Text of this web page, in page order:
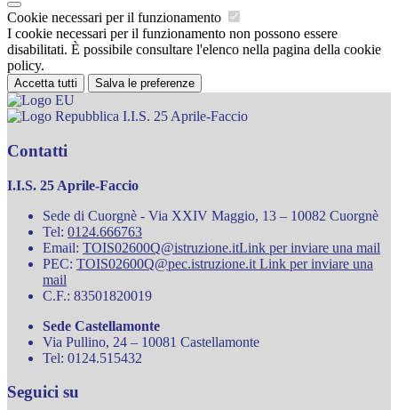
Cookie necessari per il funzionamento
I cookie necessari per il funzionamento non possono essere
disabilitati. È possibile consultare l'elenco nella pagina della cookie
policy.
Accetta tutti Salva le preferenze
I.I.S. 25 Aprile-Faccio
Contatti
I.I.S. 25 Aprile-Faccio
Sede di Cuorgnè - Via XXIV Maggio, 13 – 10082 Cuorgnè
Tel: 0124.666763
Email: TOIS02600Q@istruzione.itLink per inviare una mail
PEC: TOIS02600Q@pec.istruzione.it Link per inviare una
mail
C.F.: 83501820019
Sede Castellamonte
Via Pullino, 24 – 10081 Castellamonte
Tel: 0124.515432
Seguici su